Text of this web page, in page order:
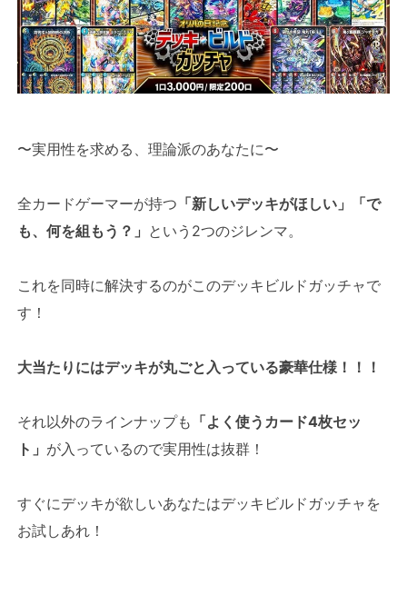
〜実用性を求める、理論派のあなたに〜
全カードゲーマーが持つ 「新しいデッキがほしい」「で
も、何を組もう？」 という2つのジレンマ。
これを同時に解決するのがこのデッキビルドガッチャで
す！
大当たりにはデッキが丸ごと入っている豪華仕様！！！
それ以外のラインナップも 「よく使うカード4枚セッ
ト」 が入っているので実用性は抜群！
すぐにデッキが欲しいあなたはデッキビルドガッチャを
お試しあれ！